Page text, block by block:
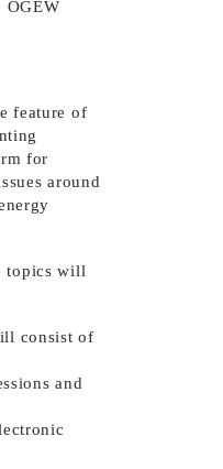
feature of
for
around
topics will
consist of
and